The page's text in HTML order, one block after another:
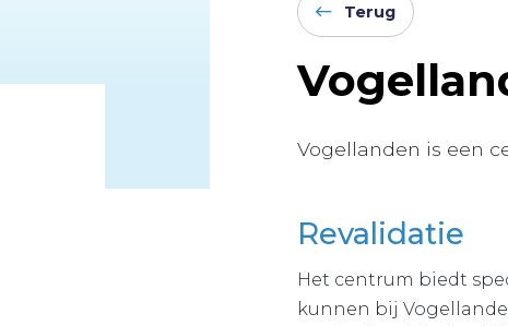
Terug
Vogellanden is een
Revalidatie
Het centrum biedt
kunnen bij